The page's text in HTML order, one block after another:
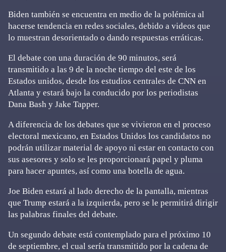
Biden también se encuentra en medio de la polémica al
hacerse tendencia en redes sociales, debido a videos que
lo muestran desorientado o dando respuestas erráticas.
El debate con una duración de 90 minutos, será
transmitido a las 9 de la noche tiempo del este de los
Estados unidos, desde los estudios centrales de CNN en
Atlanta y estará bajo la conducido por los periodistas
Dana Bash y Jake Tapper.
A diferencia de los debates que se vivieron en el proceso
electoral mexicano, en Estados Unidos los candidatos no
podrán utilizar material de apoyo ni estar en contacto con
sus asesores y solo se les proporcionará papel y pluma
para hacer apuntes, así como una botella de agua.
Joe Biden estará al lado derecho de la pantalla, mientras
que Trump estará a la izquierda, pero se le permitirá dirigir
las palabras finales del debate.
Un segundo debate está contemplado para el próximo 10
de septiembre, el cual sería transmitido por la cadena de